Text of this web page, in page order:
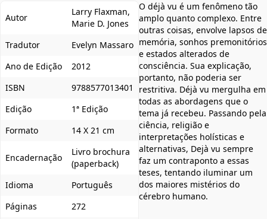
Autor
Larry Flaxman,
Marie D. Jones
Tradutor
Evelyn Massaro
Ano de Edição
2012
ISBN
9788577013401
Edição
1ª Edição
Formato
14 X 21 cm
Encadernação
Livro brochura
(paperback)
Idioma
Português
Páginas
272
O déjà vu é um fenômeno tão
amplo quanto complexo. Entre
outras coisas, envolve lapsos de
memória, sonhos premonitórios
e estados alterados de
consciência. Sua explicação,
portanto, não poderia ser
restritiva. Déjà vu mergulha em
todas as abordagens que o
tema já recebeu. Passando pela
ciência, religião e
interpretações holísticas e
alternativas, Dejà vu sempre
faz um contraponto a essas
teses, tentando iluminar um
dos maiores mistérios do
cérebro humano.